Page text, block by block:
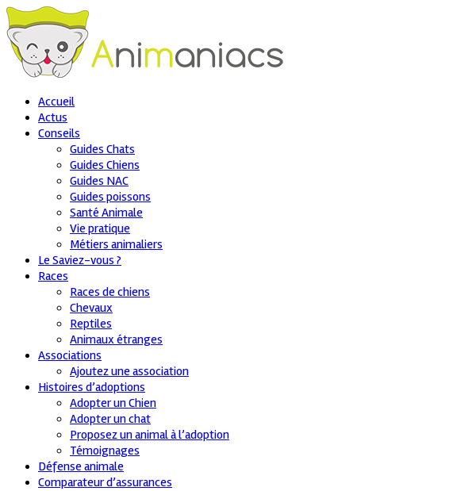
Accueil
Actus
Conseils
Guides Chats
Guides Chiens
Guides NAC
Guides poissons
Santé Animale
Vie pratique
Métiers animaliers
Le Saviez-vous ?
Races
Races de chiens
Chevaux
Reptiles
Animaux étranges
Associations
Ajoutez une association
Histoires d’adoptions
Adopter un Chien
Adopter un chat
Proposez un animal à l’adoption
Témoignages
Défense animale
Comparateur d’assurances